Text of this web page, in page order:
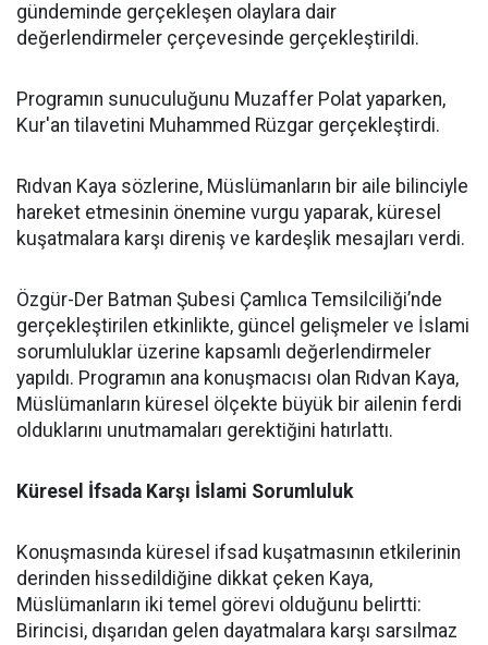
gündeminde gerçekleşen olaylara dair
değerlendirmeler çerçevesinde gerçekleştirildi.
Programın sunuculuğunu Muzaffer Polat yaparken,
Kur'an tilavetini Muhammed Rüzgar gerçekleştirdi.
Rıdvan Kaya sözlerine, Müslümanların bir aile bilinciyle
hareket etmesinin önemine vurgu yaparak, küresel
kuşatmalara karşı direniş ve kardeşlik mesajları verdi.
Özgür-Der Batman Şubesi Çamlıca Temsilciliği’nde
gerçekleştirilen etkinlikte, güncel gelişmeler ve İslami
sorumluluklar üzerine kapsamlı değerlendirmeler
yapıldı. Programın ana konuşmacısı olan Rıdvan Kaya,
Müslümanların küresel ölçekte büyük bir ailenin ferdi
olduklarını unutmamaları gerektiğini hatırlattı.
Küresel İfsada Karşı İslami Sorumluluk
Konuşmasında küresel ifsad kuşatmasının etkilerinin
derinden hissedildiğine dikkat çeken Kaya,
Müslümanların iki temel görevi olduğunu belirtti:
Birincisi, dışarıdan gelen dayatmalara karşı sarsılmaz